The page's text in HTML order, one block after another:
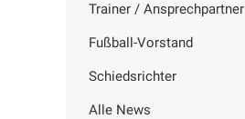
Trainer / Ansprechpartner
Fußball-Vorstand
Schiedsrichter
Alle News